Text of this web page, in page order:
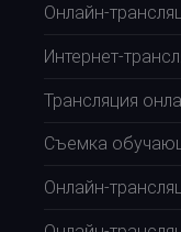
Онлайн-
Интернет-
Трансляция
Съемка
Онлайн-